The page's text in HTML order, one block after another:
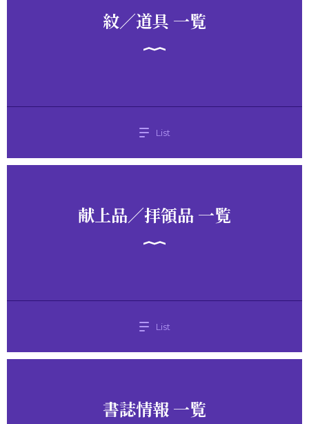
紋／道具 一覧
List
献上品／拝領品 一覧
List
書誌情報 一覧